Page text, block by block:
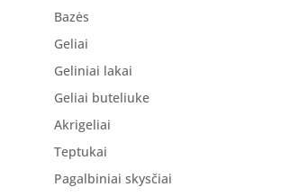
Bazės
Geliai
Geliniai lakai
Geliai buteliuke
Akrigeliai
Teptukai
Pagalbiniai skysčiai